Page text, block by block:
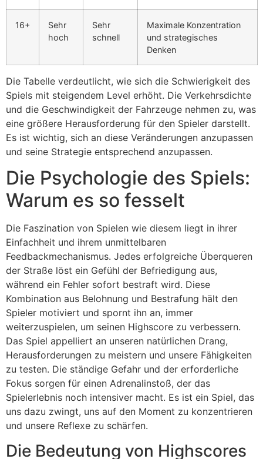
16+
Sehr
hoch
Sehr
schnell
Maximale Konzentration
und strategisches
Denken
Die Tabelle verdeutlicht, wie sich die Schwierigkeit des
Spiels mit steigendem Level erhöht. Die Verkehrsdichte
und die Geschwindigkeit der Fahrzeuge nehmen zu, was
eine größere Herausforderung für den Spieler darstellt.
Es ist wichtig, sich an diese Veränderungen anzupassen
und seine Strategie entsprechend anzupassen.
Die Psychologie des Spiels:
Warum es so fesselt
Die Faszination von Spielen wie diesem liegt in ihrer
Einfachheit und ihrem unmittelbaren
Feedbackmechanismus. Jedes erfolgreiche Überqueren
der Straße löst ein Gefühl der Befriedigung aus,
während ein Fehler sofort bestraft wird. Diese
Kombination aus Belohnung und Bestrafung hält den
Spieler motiviert und spornt ihn an, immer
weiterzuspielen, um seinen Highscore zu verbessern.
Das Spiel appelliert an unseren natürlichen Drang,
Herausforderungen zu meistern und unsere Fähigkeiten
zu testen. Die ständige Gefahr und der erforderliche
Fokus sorgen für einen Adrenalinstoß, der das
Spielerlebnis noch intensiver macht. Es ist ein Spiel, das
uns dazu zwingt, uns auf den Moment zu konzentrieren
und unsere Reflexe zu schärfen.
Die Bedeutung von Highscores